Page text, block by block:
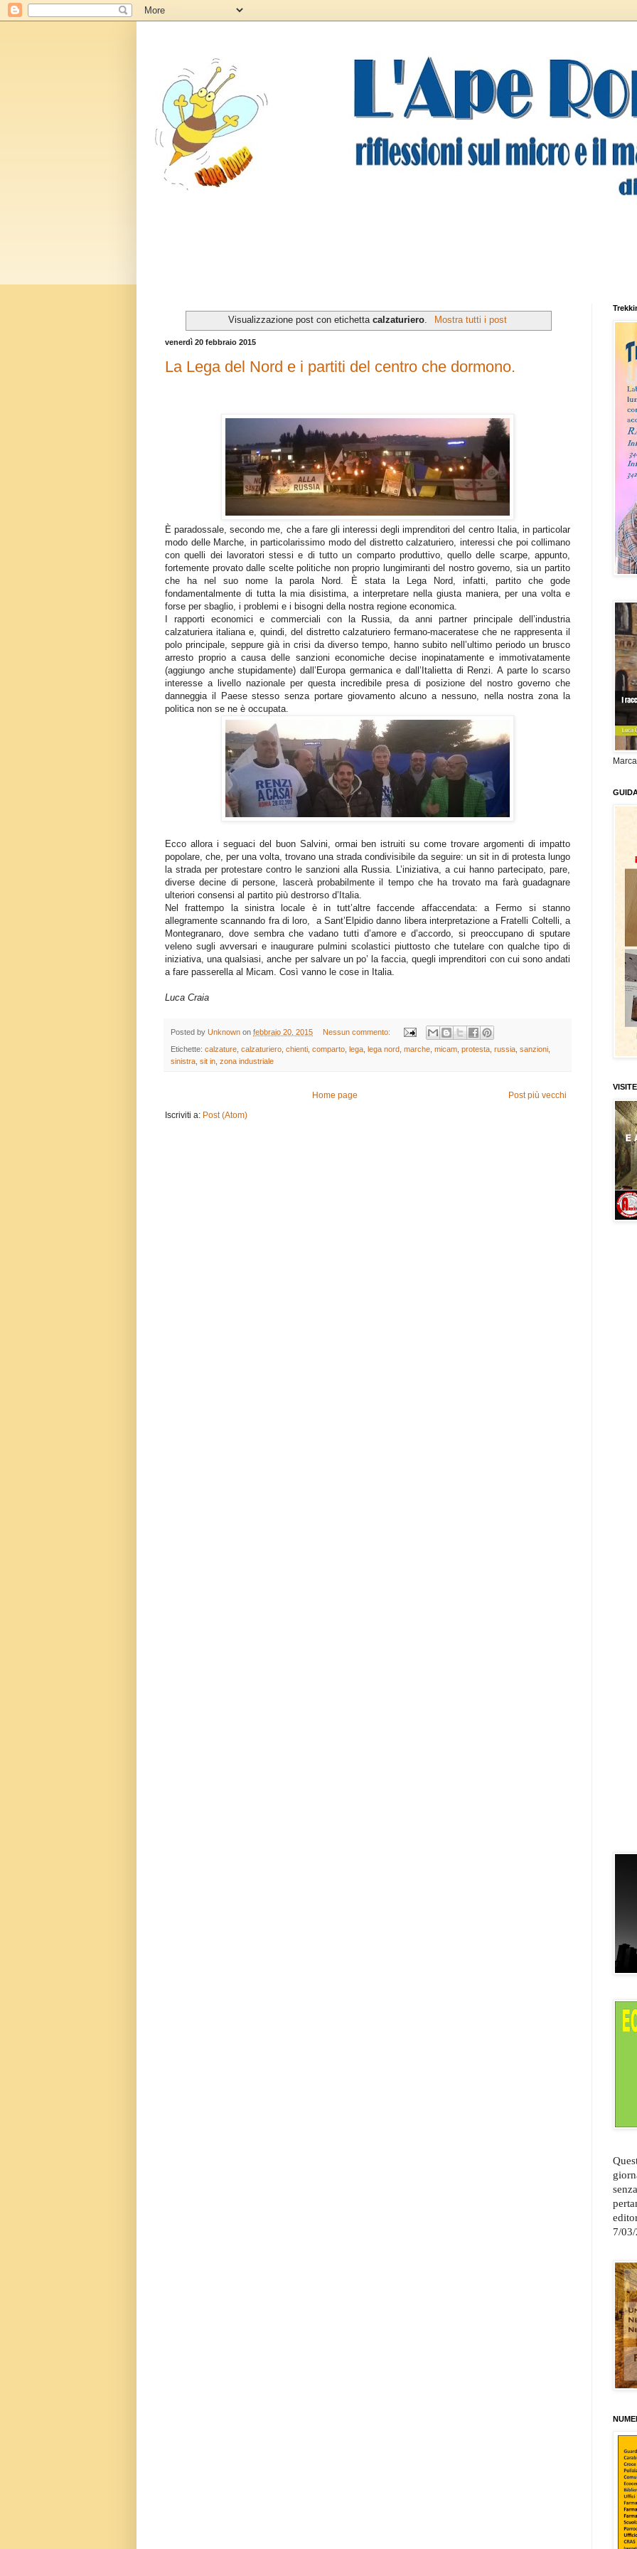
Visualizzazione post con etichettacalzaturiero Mostra tutti i post
venerdì 20 febbraio 2015
La Lega del Nord e i partiti del centro che dormono.
È paradossale, secondo me, che a fare gli interessi degli imprenditori del centro Italia, in particolar
modo delle Marche, in particolarissimo modo del distretto calzaturiero, interessi che poi collimano
con quelli dei lavoratori stessi e di tutto un comparto produttivo, quello delle scarpe, appunto,
fortemente provato dalle scelte politiche non proprio lungimiranti del nostro governo, sia un partito
che ha nel suo nome la parola Nord. È stata la Lega Nord, infatti, partito che gode
fondamentalmente di tutta la mia disistima, a interpretare nella giusta maniera, per una volta e
forse per sbaglio, i problemi e i bisogni della nostra regione economica.
I rapporti economici e commerciali con la Russia, da anni partner principale dell’industria
calzaturiera italiana e, quindi, del distretto calzaturiero fermano-maceratese che ne rappresenta il
polo principale, seppure già in crisi da diverso tempo, hanno subito nell’ultimo periodo un brusco
arresto proprio a causa delle sanzioni economiche decise inopinatamente e immotivatamente
(aggiungo anche stupidamente) dall’Europa germanica e dall’Italietta di Renzi. A parte lo scarso
interesse a livello nazionale per questa incredibile presa di posizione del nostro governo che
danneggia il Paese stesso senza portare giovamento alcuno a nessuno, nella nostra zona la
politica non se ne è occupata.
Ecco allora i seguaci del buon Salvini, ormai ben istruiti su come trovare argomenti di impatto
popolare, che, per una volta, trovano una strada condivisibile da seguire: un sit in di protesta lungo
la strada per protestare contro le sanzioni alla Russia. L’iniziativa, a cui hanno partecipato, pare,
diverse decine di persone, lascerà probabilmente il tempo che ha trovato ma farà guadagnare
ulteriori consensi al partito più destrorso d’Italia.
Nel frattempo la sinistra locale è in tutt’altre faccende affaccendata: a Fermo si stanno
allegramente scannando fra di loro,
a Sant’Elpidio danno libera interpretazione a Fratelli Coltelli, a
Montegranaro, dove sembra che vadano tutti d’amore e d’accordo, si preoccupano di sputare
veleno sugli avversari e inaugurare pulmini scolastici piuttosto che tutelare con qualche tipo di
iniziativa, una qualsiasi, anche per salvare un po’ la faccia, quegli imprenditori con cui sono andati
a fare passerella al Micam. Così vanno le cose in Italia.
Luca Craia
Posted by Unknown on febbraio 20, 2015 Nessun commento:
Etichette: calzature calzaturiero chienti comparto lega lega nord marche micam protesta russia sanzioni
sinistra sit in zona industriale
Post più vecchi
Home page
Iscriviti a: Post (Atom)
Marca
VISITE
7/